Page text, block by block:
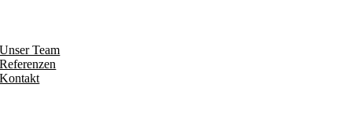
Unser Team
Referenzen
Kontakt